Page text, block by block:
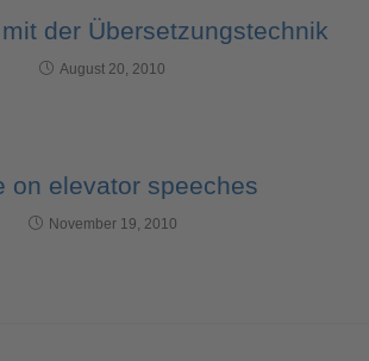
der Übersetzungstechnik
August 20, 2010
on elevator speeches
November 19, 2010